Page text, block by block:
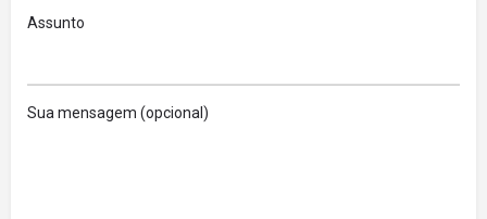
Assunto
Sua mensagem (opcional)